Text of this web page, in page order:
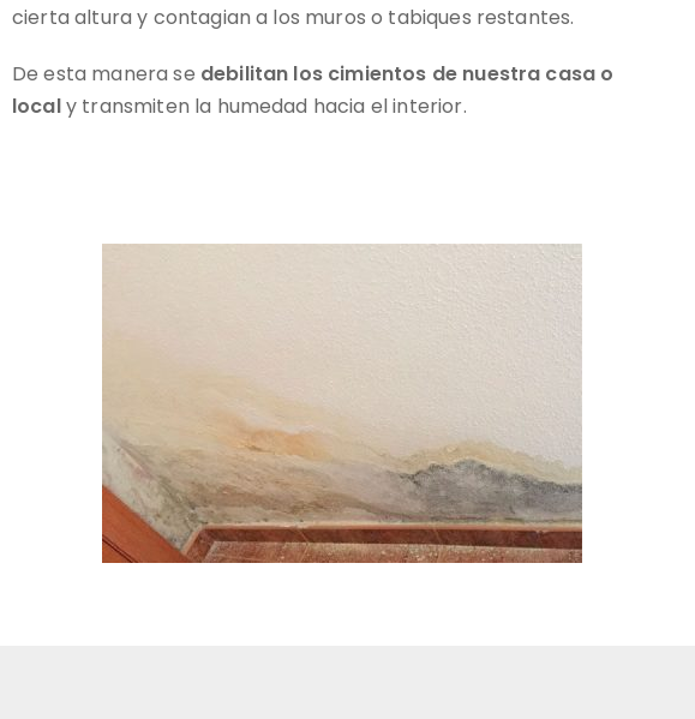
cierta altura y contagian a los muros o tabiques restantes.
De esta manera se debilitan los cimientos de nuestra casa o
localy transmiten la humedad hacia el interior.